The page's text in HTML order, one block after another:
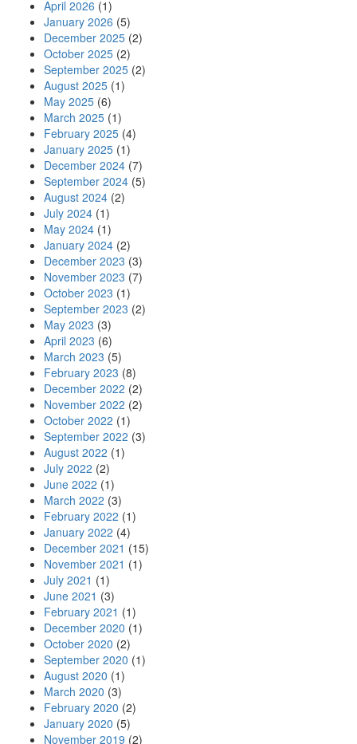
April 2026 (1)
January 2026 (5)
December 2025 (2)
October 2025 (2)
September 2025 (2)
August 2025 (1)
May 2025 (6)
March 2025 (1)
February 2025 (4)
January 2025 (1)
December 2024 (7)
September 2024 (5)
August 2024 (2)
July 2024 (1)
May 2024 (1)
January 2024 (2)
December 2023 (3)
November 2023 (7)
October 2023 (1)
September 2023 (2)
May 2023 (3)
April 2023 (6)
March 2023 (5)
February 2023 (8)
December 2022 (2)
November 2022 (2)
October 2022 (1)
September 2022 (3)
August 2022 (1)
July 2022 (2)
June 2022 (1)
March 2022 (3)
February 2022 (1)
January 2022 (4)
December 2021 (15)
November 2021 (1)
July 2021 (1)
June 2021 (3)
February 2021 (1)
December 2020 (1)
October 2020 (2)
September 2020 (1)
August 2020 (1)
March 2020 (3)
February 2020 (2)
January 2020 (5)
November 2019 (2)